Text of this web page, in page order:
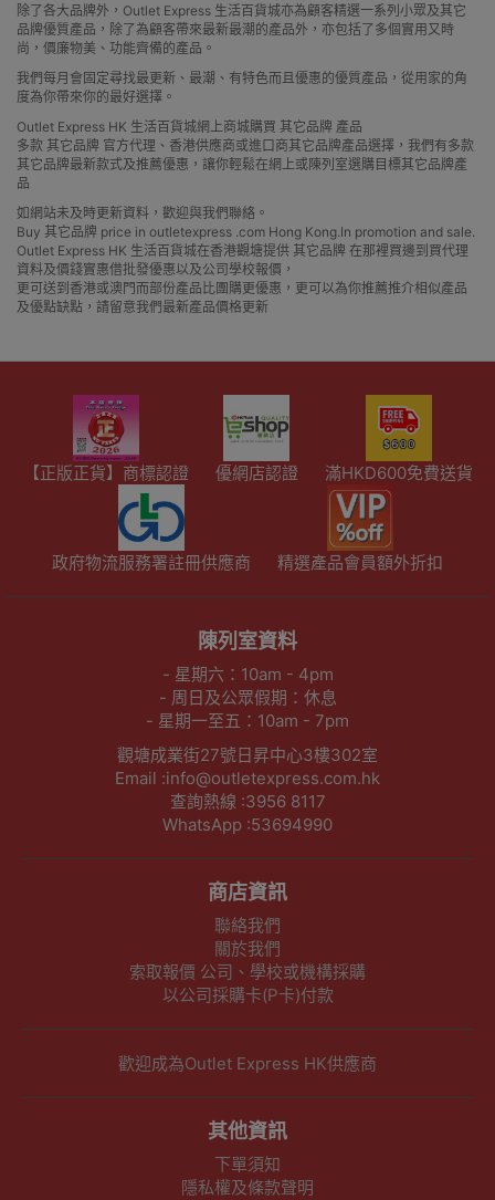
除了各大品牌外，Outlet Express 生活百貨城亦為顧客精選一系列小眾及其它
品牌優質產品，除了為顧客帶來最新最潮的產品外，亦包括了多個實用又時
尚，價廉物美、功能齊備的產品。
我們每月會固定尋找最更新、最潮、有特色而且優惠的優質產品，從用家的角
度為你帶來你的最好選擇。
Outlet Express HK 生活百貨城網上商城購買 其它品牌 產品
多款 其它品牌 官方代理、香港供應商或進口商其它品牌產品選擇，我們有多款
其它品牌最新款式及推薦優惠，讓你輕鬆在網上或陳列室選購目標其它品牌產
品
如網站未及時更新資料，歡迎與我們聯絡。
Buy 其它品牌 price in outletexpress .com Hong Kong.In promotion and sale.
Outlet Express HK 生活百貨城在香港觀塘提供 其它品牌 在那裡買邊到買代理
資料及價錢實惠借批發優惠以及公司學校報價，
更可送到香港或澳門而部份產品比團購更優惠，更可以為你推薦推介相似產品
及優點缺點，請留意我們最新產品價格更新
【正版正貨】商標認證 優網店認證 滿HKD600免費送貨
政府物流服務署註冊供應商 精選產品會員額外折扣
陳列室資料
- 星期六：10am - 4pm
- 周日及公眾假期：休息
- 星期一至五：10am - 7pm
觀塘成業街27號日昇中心3樓302室
Email :info@outletexpress.com.hk
查詢熱線 :3956 8117
WhatsApp :53694990
商店資訊
聯絡我們
關於我們
索取報價 公司、學校或機構採購
以公司採購卡(P卡)付款
歡迎成為Outlet Express HK供應商
其他資訊
下單須知
隱私權及條款聲明